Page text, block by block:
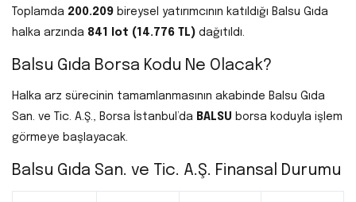
Toplamda 200.209 bireysel yatırımcının katıldığı Balsu Gıda
halka arzında 841 lot (14.776 TL) dağıtıldı.
Balsu Gıda Borsa Kodu Ne Olacak?
Halka arz sürecinin tamamlanmasının akabinde Balsu Gıda
San. ve Tic. A.Ş., Borsa İstanbul’da BALSU borsa koduyla işlem
görmeye başlayacak.
Balsu Gıda San. ve Tic. A.Ş. Finansal Durumu